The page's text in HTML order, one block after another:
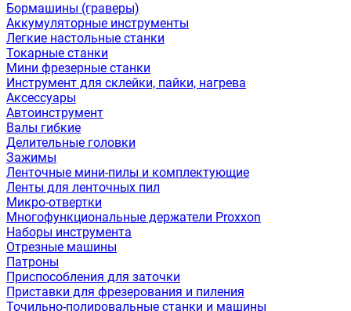
Бормашины (граверы)
Аккумуляторные инструменты
Легкие настольные станки
Токарные станки
Мини фрезерные станки
Инструмент для склейки, пайки, нагрева
Аксессуары
Автоинструмент
Валы гибкие
Делительные головки
Зажимы
Ленточные мини-пилы и комплектующие
Ленты для ленточных пил
Микро-отвертки
Многофункциональные держатели Proxxon
Наборы инструмента
Отрезные машины
Патроны
Приспособления для заточки
Приставки для фрезерования и пиления
Точильно-полировальные станки и машины